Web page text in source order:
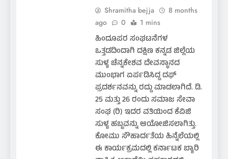
Shramitha bejja
8 months
ago
0 1 mins
ಹಿಂದೂಪರ ಸಂಘಟನೆಗಳ
ಒತ್ತಡದಿಂದಾಗಿ ದಕ್ಷಿಣ ಕನ್ನಡ ಜಿಲ್ಲೆಯ
ಸುಳ್ಯ ಚೆನ್ನಕೇಶವ ದೇವಸ್ಥಾನದ
ಮುಂಭಾಗ ಏರ್ಪಡಿಸಿದ್ದ ದಫ್
ಪ್ರದರ್ಶನವನ್ನು ರದ್ದು ಮಾಡಲಾಗಿದೆ. ಡಿ.
25 ಮತ್ತು 26 ರಂದು ಸಮಾಜ ಸೇವಾ
ಸಂಘ (ರಿ) ಇದರ ವತಿಯಿಂದ ಕೆವಿಜಿ
ಸುಳ್ಯ ಹಬ್ಬವನ್ನು ಆಯೋಜಿಸಲಾಗಿತ್ತು.
ಕೋಮು ಸೌಹಾರ್ದತೆಯ ಹಿನ್ನೆಲೆಯಲ್ಲಿ
ಈ ಕಾರ್ಯಕ್ರಮದಲ್ಲಿ ಕರ್ನಾಟಕ ಬ್ಯಾರಿ